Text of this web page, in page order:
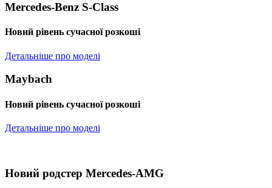
Mercedes-Benz S-Class
Новий рівень сучасної розкоші
Детальніше про моделі
Maybach
Новий рівень сучасної розкоші
Детальніше про моделі
Новий родстер Mercedes-AMG